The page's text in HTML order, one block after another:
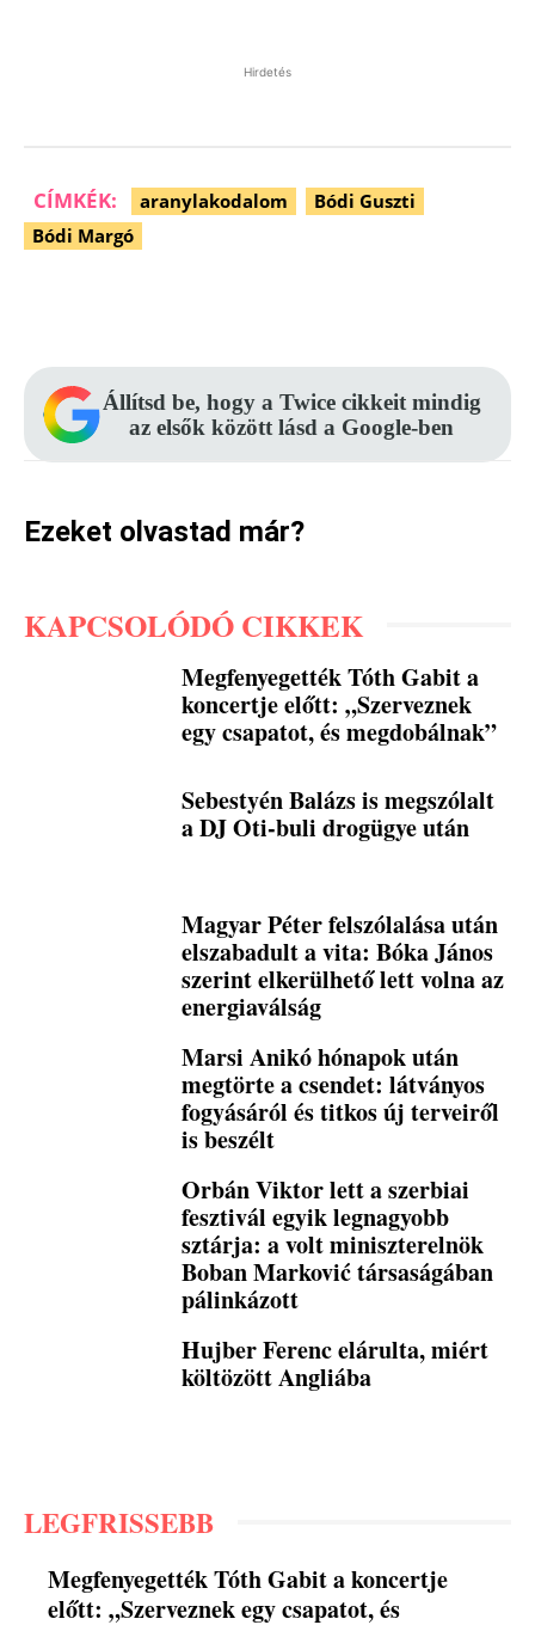
Hirdetés
CÍMKÉK: aranylakodalom
Bódi Guszti
Bódi Margó
Állítsd be, hogy a Twice cikkeit mindig
az elsők között lásd a Google-ben
Ezeket olvastad már?
KAPCSOLÓDÓ CIKKEK
Megfenyegették Tóth Gabit a
koncertje előtt: „Szerveznek
egy csapatot, és megdobálnak”
Sebestyén Balázs is megszólalt
a DJ Oti-buli drogügye után
Magyar Péter felszólalása után
elszabadult a vita: Bóka János
szerint elkerülhető lett volna az
energiaválság
Marsi Anikó hónapok után
megtörte a csendet: látványos
fogyásáról és titkos új terveiről
is beszélt
Orbán Viktor lett a szerbiai
fesztivál egyik legnagyobb
sztárja: a volt miniszterelnök
Boban Marković társaságában
pálinkázott
Hujber Ferenc elárulta, miért
költözött Angliába
LEGFRISSEBB
Megfenyegették Tóth Gabit a koncertje
előtt: „Szerveznek egy csapatot, és